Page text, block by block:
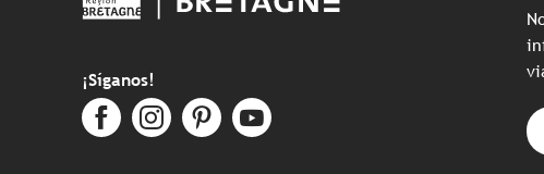
¡Síganos!